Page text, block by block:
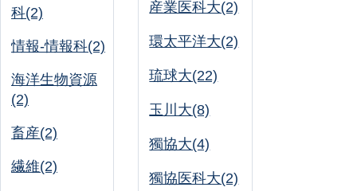
科(2)
情報-情報科(2)
海洋生物資源
(2)
畜産(2)
繊維(2)
産業医科大(2)
環太平洋大(2)
琉球大(22)
玉川大(8)
獨協大(4)
獨協医科大(2)